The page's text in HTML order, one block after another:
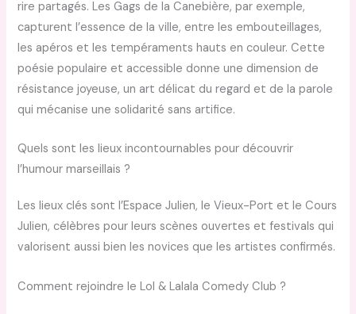
rire partagés. Les Gags de la Canebière, par exemple,
capturent l’essence de la ville, entre les embouteillages,
les apéros et les tempéraments hauts en couleur. Cette
poésie populaire et accessible donne une dimension de
résistance joyeuse, un art délicat du regard et de la parole
qui mécanise une solidarité sans artifice.
Quels sont les lieux incontournables pour découvrir
l’humour marseillais ?
Les lieux clés sont l’Espace Julien, le Vieux-Port et le Cours
Julien, célèbres pour leurs scènes ouvertes et festivals qui
valorisent aussi bien les novices que les artistes confirmés.
Comment rejoindre le Lol & Lalala Comedy Club ?